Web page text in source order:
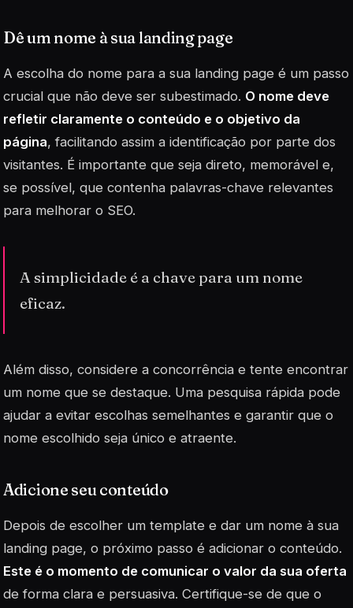
Dê um nome à sua landing page
A escolha do nome para a sua landing page é um passo
crucial que não deve ser subestimado. O nome deve
refletir claramente o conteúdo e o objetivo da
página, facilitando assim a identificação por parte dos
visitantes. É importante que seja direto, memorável e,
se possível, que contenha palavras-chave relevantes
para melhorar o SEO.
A simplicidade é a chave para um nome
eficaz.
Além disso, considere a concorrência e tente encontrar
um nome que se destaque. Uma pesquisa rápida pode
ajudar a evitar escolhas semelhantes e garantir que o
nome escolhido seja único e atraente.
Adicione seu conteúdo
Depois de escolher um template e dar um nome à sua
landing page, o próximo passo é adicionar o conteúdo.
Este é o momento de comunicar o valor da sua oferta
de forma clara e persuasiva. Certifique-se de que o